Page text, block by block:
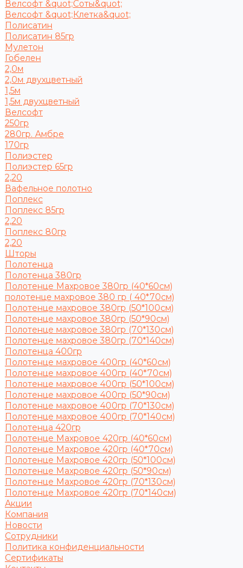
Велсофт &quot;Соты&quot;
Велсофт &quot;Клетка&quot;
Полисатин
Полисатин 85гр
Мулетон
Гобелен
2,0м
2,0м двухцветный
1,5м
1,5м двухцветный
Велсофт
250гр
280гр. Амбре
170гр
Полиэстер
Полиэстер 65гр
2,20
Вафельное полотно
Поплекс
Поплекс 85гр
2,20
Поплекс 80гр
2,20
Шторы
Полотенца
Полотенца 380гр
Полотенце Махровое 380гр (40*60см)
полотенце махровое 380 гр ( 40*70см)
Полотенце махровое 380гр (50*100см)
Полотенце махровое 380гр (50*90см)
Полотенце махровое 380гр (70*130см)
Полотенце махровое 380гр (70*140см)
Полотенца 400гр
Полотенце махровое 400гр (40*60см)
Полотенце махровое 400гр (40*70см)
Полотенце махровое 400гр (50*100см)
Полотенце махровое 400гр (50*90см)
Полотенце махровое 400гр (70*130см)
Полотенце махровое 400гр (70*140см)
Полотенца 420гр
Полотенце Махровое 420гр (40*60см)
Полотенце Махровое 420гр (40*70см)
Полотенце Махровое 420гр (50*100см)
Полотенце Махровое 420гр (50*90см)
Полотенце Махровое 420гр (70*130см)
Полотенце Махровое 420гр (70*140см)
Акции
Компания
Новости
Сотрудники
Политика конфиденциальности
Сертификаты